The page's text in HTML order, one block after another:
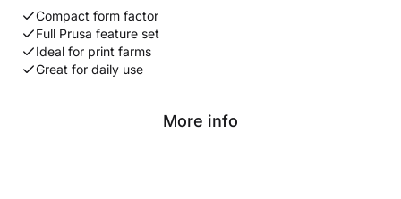
Compact form factor
Full Prusa feature set
Ideal for print farms
Great for daily use
More info